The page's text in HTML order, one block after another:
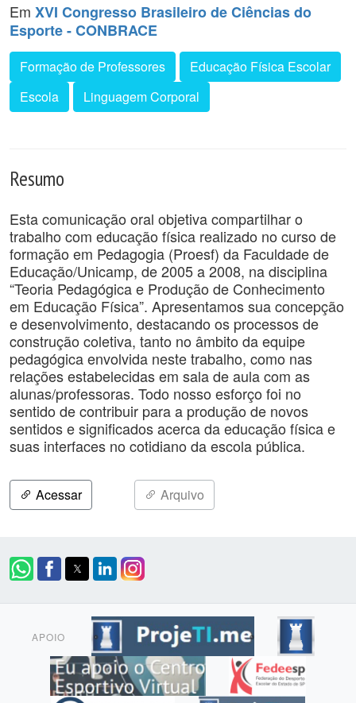
Em XVI Congresso Brasileiro de Ciências do
Esporte - CONBRACE
Formação de Professores
Educação Física Escolar
Escola
Linguagem Corporal
Resumo
Esta comunicação oral objetiva compartilhar o
trabalho com educação física realizado no curso de
formação em Pedagogia (Proesf) da Faculdade de
Educação/Unicamp, de 2005 a 2008, na disciplina
“Teoria Pedagógica e Produção de Conhecimento
em Educação Física”. Apresentamos sua concepção
e desenvolvimento, destacando os processos de
construção coletiva, tanto no âmbito da equipe
pedagógica envolvida neste trabalho, como nas
relações estabelecidas em sala de aula com as
alunas/professoras. Todo nosso esforço foi no
sentido de contribuir para a produção de novos
sentidos e significados acerca da educação física e
suas interfaces no cotidiano da escola pública.
Acessar Arquivo
APOIO